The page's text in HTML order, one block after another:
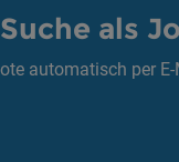
als
automatisch per